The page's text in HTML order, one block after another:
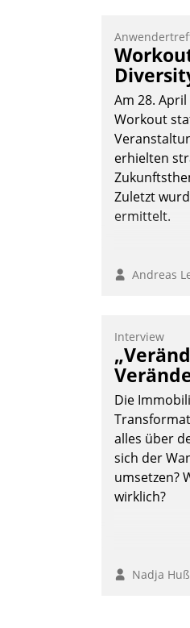
Am 28.
Workout
erhielten
Zuletzt
ermittelt.
Andreas
Interview
Die
alles über
sich der
umsetzen?
wirklich?
Nadja